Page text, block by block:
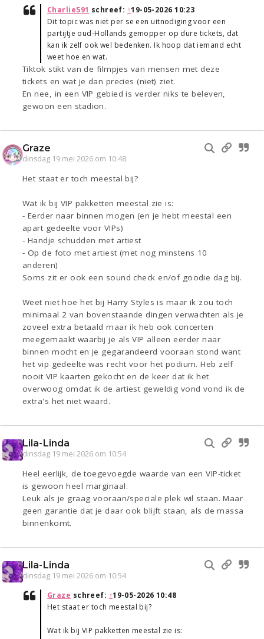
Charlie591 schreef: ↑19-05-2026 10:23
Dit topic was niet per se een uitnodiging voor een
partijtje oud-Hollands gemopper op dure tickets, dat
kan ik zelf ook wel bedenken. Ik hoop dat iemand echt
weet hoe en wat.
Tiktok stikt van de filmpjes van mensen met deze
tickets en wat je dan precies (niet) ziet.
En nee, in een VIP gebied is verder niks te beleven,
gewoon een stadion.
Graze
dinsdag 19 mei 2026 om 10:48
Het staat er toch meestal bij?
Wat ik bij VIP pakketten meestal zie is:
- Eerder naar binnen mogen (en je hebt meestal een
apart gedeelte voor VIPs)
- Handje schudden met artiest
- Op de foto met artiest (met nog minstens 10
anderen)
Soms zit er ook een sound check en/of goodie dag bij.
Weet niet hoe het bij Harry Styles is maar ik zou toch
minimaal 2 van bovenstaande dingen verwachten als je
zoveel extra betaald maar ik heb ook concerten
meegemaakt waarbij je als VIP alleen eerder naar
binnen mocht en je gegarandeerd vooraan stond want
het vip gedeelte was recht voor het podium. Heb zelf
nooit VIP kaarten gekocht en de keer dat ik het
overwoog omdat ik de artiest geweldig vond vond ik de
extra's het niet waard.
Lila-Linda
dinsdag 19 mei 2026 om 10:54
Heel eerlijk, de toegevoegde waarde van een VIP-ticket
is gewoon heel marginaal.
Leuk als je graag vooraan/speciale plek wil staan. Maar
geen garantie dat je daar ook blijft staan, als de massa
binnenkomt.
Lila-Linda
dinsdag 19 mei 2026 om 10:54
Graze schreef: ↑19-05-2026 10:48
Het staat er toch meestal bij?
Wat ik bij VIP pakketten meestal zie is: